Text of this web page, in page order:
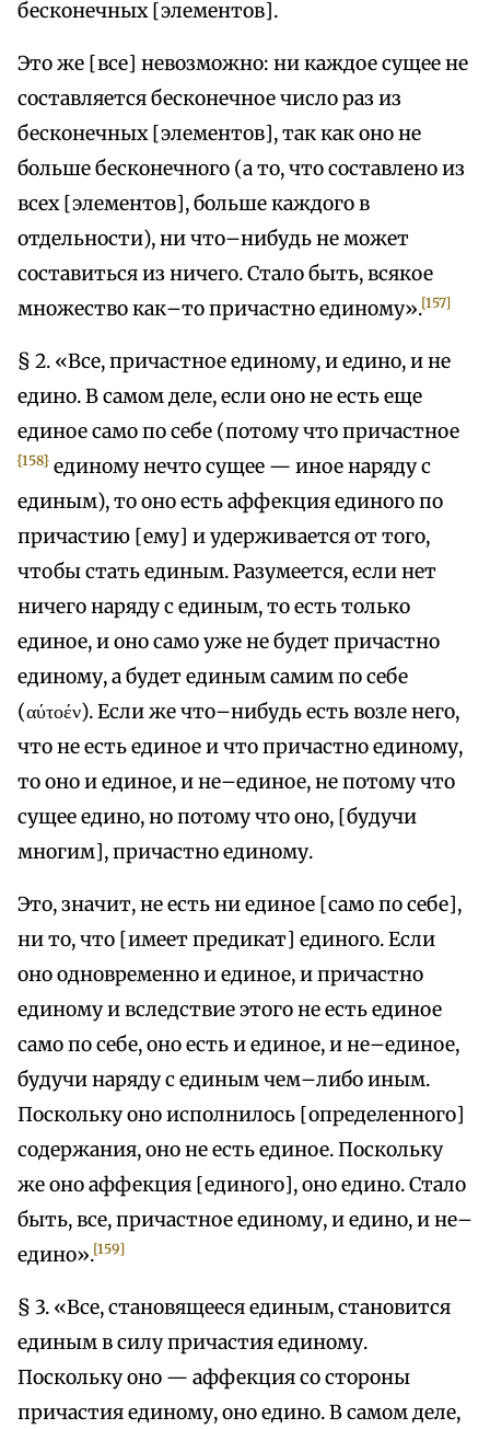
бесконечных [элементов].
Это же [все] невозможно: ни каждое сущее не
составляется бесконечное число раз из
бесконечных [элементов], так как оно не
больше бесконечного (а то, что составлено из
всех [элементов], больше каждого в
отдельности), ни что–нибудь не может
составиться из ничего. Стало быть, всякое
множество как–то причастно единому».[157]
§ 2. «Все, причастное единому, и едино, и не
едино. В самом деле, если оно не есть еще
единое само по себе (потому что причастное
{158} единому нечто сущее — иное наряду с
единым), то оно есть аффекция единого по
причастию [ему] и удерживается от того,
чтобы стать единым. Разумеется, если нет
ничего наряду с единым, то есть только
единое, и оно само уже не будет причастно
единому, а будет единым самим по себе
(αύτοέν). Если же что–нибудь есть возле него,
что не есть единое и что причастно единому,
то оно и единое, и не–единое, не потому что
сущее едино, но потому что оно, [будучи
многим], причастно единому.
Это, значит, не есть ни единое [само по себе],
ни то, что [имеет предикат] единого. Если
оно одновременно и единое, и причастно
единому и вследствие этого не есть единое
само по себе, оно есть и единое, и не–единое,
будучи наряду с единым чем–либо иным.
Поскольку оно исполнилось [определенного]
содержания, оно не есть единое. Поскольку
же оно аффекция [единого], оно едино. Стало
быть, все, причастное единому, и едино, и не–
едино».[159]
§ 3. «Все, становящееся единым, становится
единым в силу причастия единому.
Поскольку оно — аффекция со стороны
причастия единому, оно едино. В самом деле,